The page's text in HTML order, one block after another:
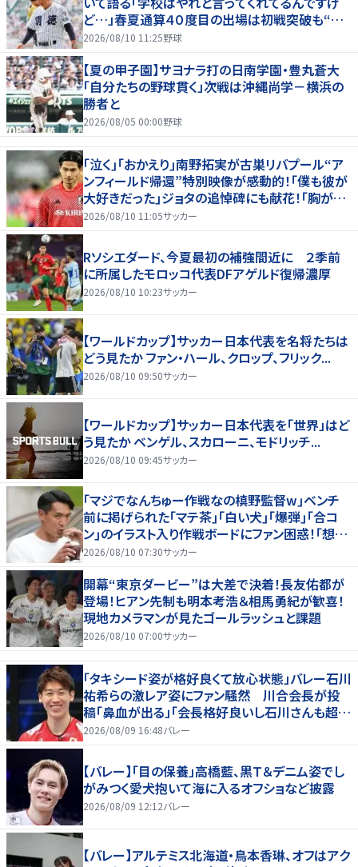
ど…」春夏通算４０度目の出場は初戦突破も“馬
淵節”炸裂
2026/08/10 11:25野球
【夏の甲子園】サヨナラ打の日南学園・豊丸蒼大
「自分たちの野球貫く」次戦は沖縄尚学－横浜の
勝者と
2026/08/05 00:00野球
｢泣く｣｢おかえり｣南野拓実が古巣リバプール“ア
ンフィールド帰還”特別映像が感動的！｢僕も彼が
大好きだった｣ジョタの追悼碑にも献花！｢胸が熱
くなります…｣
2026/08/10 11:05サッカー
Rソシエダード、今夏最初の補強間近に ２季前
に所属したモロッコ代表DFアゲルド復帰濃厚
2026/08/10 10:23サッカー
【ワールドカップ】サッカー日本代表を名将たちは
どう見たか ファン・ハール、クロップ、フリック...
2026/08/10 09:50サッカー
【ワールドカップ】サッカー日本代表を「世界」はど
う見たか ベンゲル、スカローニ、モドリッチ...
2026/08/10 09:45サッカー
｢マジでなんちゅー作戦なの槙野監督w｣ベンチ
前に掲げられた｢マテ茶｣｢白い犬｣｢爆弾｣｢合コ
ン｣のイラスト入り作戦ボードにファン困惑！｢想像
よりデカくて吹いた｣
2026/08/10 07:30サッカー
開幕“東京ダービー”は大差で決着！長友佑都が
登場！ヒアン先制も明本考浩＆相馬勇紀が歓喜！
現地カメラマンが見たゴールラッシュと課題
2026/08/10 07:00サッカー
「タキシード姿が格好良くて放心状態」バレー石川
祐希らの激レア姿にファン騒然 川合会長が投
稿「鼻血が出る」「会長格好良いし石川さんも超格
好いい」
2026/08/09 16:48バレー
【バレー】「目の保養」高橋藍、黒Ｔ＆デニム姿でし
がみつく愛犬抱いて海に入るオフショなど披露
2026/08/09 12:12バレー
【バレー】アルテミス北海道・鳥本香琳、オフはアク